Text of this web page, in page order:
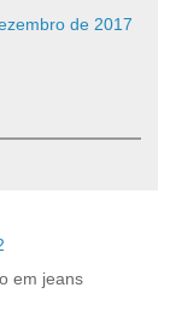
de 2017
em jeans